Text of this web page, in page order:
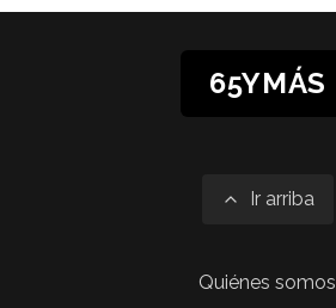
65YMÁS
Ir arriba
Quiénes somos